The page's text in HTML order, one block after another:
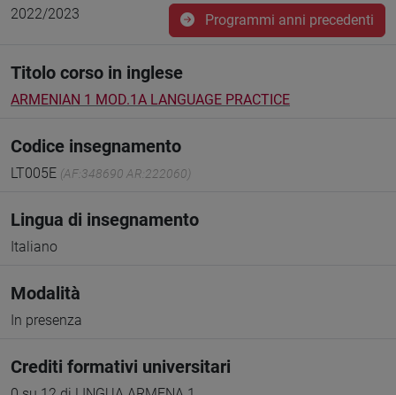
2022/2023 Programmi anni precedenti
Titolo corso in inglese
ARMENIAN 1 MOD.1A LANGUAGE PRACTICE
Codice insegnamento
LT005E (AF:348690 AR:222060)
Lingua di insegnamento
Italiano
Modalità
In presenza
Crediti formativi universitari